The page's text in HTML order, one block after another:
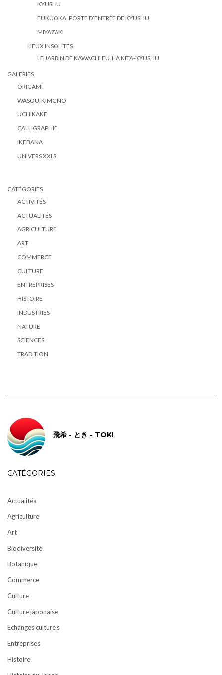
KYUSHU
FUKUOKA, PORTE D’ENTRÉE DE KYUSHU
MIYAZAKI
LIEUX INSOLITES
LE JARDIN DE KAWACHI FUJI, À KITA-KYUSHU
GALERIES
ORIGAMI
WASOU-KIMONO
UCHIKAKE
CALLIGRAPHIE
IKEBANA
UNIVERS XXI S
CATÉGORIES
ACTIVITÉS
ACTUALITÉS
AGRICULTURE
ART
COMMERCE
CULTURE
ENTREPRISES
HISTOIRE
INDUSTRIES
NATURE
SCIENCES
TRADITION
飛希 - とき - TOKI
CATÉGORIES
Actualités
Agriculture
Art
Biodiversité
Botanique
Commerce
Culture
Culture japonaise
Echanges culturels
Entreprises
Histoire